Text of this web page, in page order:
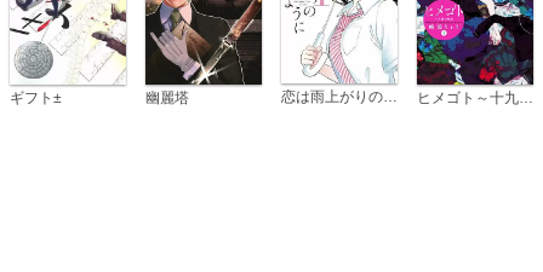
ギフト± 幽麗塔 恋は雨上がりのように